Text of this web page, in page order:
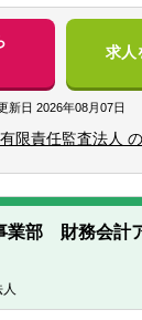
垣根を越えて情
に行う一体的なチー
は約15名で構成さ
査法人出身の公認
、法務部門には複
環境が整っていま
と連携し、新規事
数あります。
層への直接的な報
格
基準に関する知識
）
会計実務もしくは
あれば尚可）
監査業務もしくは
経験・スキル】
や連結システムの
IPO、米国ファイ
アドバイザリー
における会計・財
会計やコーポレー
するアドバイザリー
のデジタルツール
スの改善に関す
ロジェクト例＞
M&Aの場面で：
（買収後統合）支援
求人
新日 2026年08月07日
限責任監査法人
業部 財務会計